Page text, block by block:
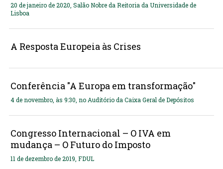
20 de janeiro de 2020, Salão Nobre da Reitoria da Universidade de
Lisboa
A Resposta Europeia às Crises
Conferência "A Europa em transformação"
4 de novembro, às 9:30, no Auditório da Caixa Geral de Depósitos
Congresso Internacional – O IVA em
mudança – O Futuro do Imposto
11 de dezembro de 2019, FDUL